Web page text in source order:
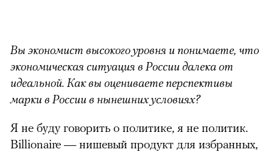
Вы экономист высокого уровня и понимаете, что
экономическая ситуация в России далека от
идеальной. Как вы оцениваете перспективы
марки в России в нынешних условиях?
Я не буду говорить о политике, я не политик.
Billionaire — нишевый продукт для избранных,